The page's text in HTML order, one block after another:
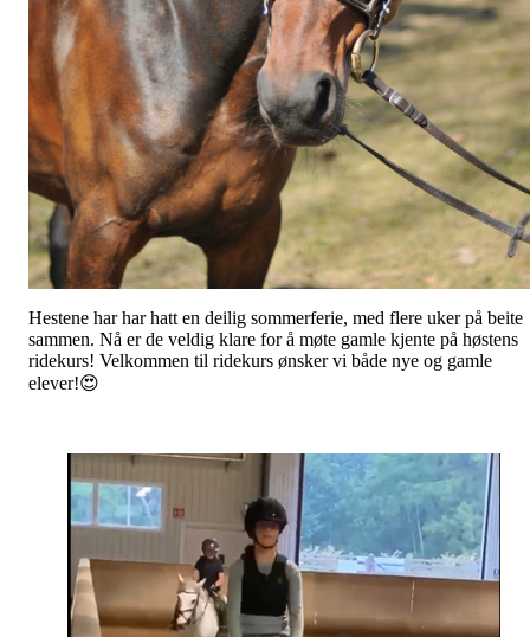
Hestene har har hatt en deilig sommerferie, med flere uker på beite
sammen. Nå er de veldig klare for å møte gamle kjente på høstens
ridekurs! Velkommen til ridekurs ønsker vi både nye og gamle
elever!😍